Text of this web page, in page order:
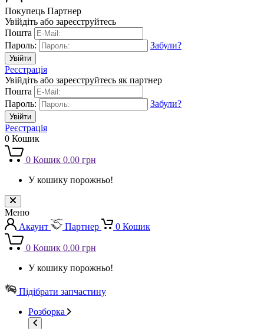
Покупець Партнер
Увійдіть або зареєструйтесь
Пошта
Пароль:
Забули?
Реєстрація
Увійдіть або зареєструйтесь як партнер
Пошта
Пароль:
Забули?
Реєстрація
0 Кошик
0 Кошик 0.00 грн
У кошику порожньо!
Меню
Акаунт
Партнер 0 Кошик
0 Кошик 0.00 грн
У кошику порожньо!
Підібрати запчастину
Розборка